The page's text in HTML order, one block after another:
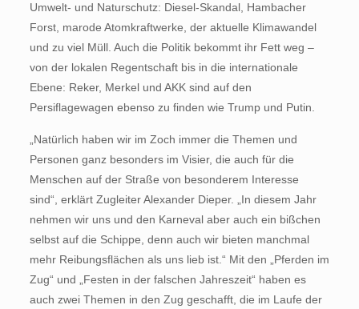
Umwelt- und Naturschutz: Diesel-Skandal, Hambacher
Forst, marode Atomkraftwerke, der aktuelle Klimawandel
und zu viel Müll. Auch die Politik bekommt ihr Fett weg –
von der lokalen Regentschaft bis in die internationale
Ebene: Reker, Merkel und AKK sind auf den
Persiflagewagen ebenso zu finden wie Trump und Putin.
„Natürlich haben wir im Zoch immer die Themen und
Personen ganz besonders im Visier, die auch für die
Menschen auf der Straße von besonderem Interesse
sind“, erklärt Zugleiter Alexander Dieper. „In diesem Jahr
nehmen wir uns und den Karneval aber auch ein bißchen
selbst auf die Schippe, denn auch wir bieten manchmal
mehr Reibungsflächen als uns lieb ist.“ Mit den „Pferden im
Zug“ und „Festen in der falschen Jahreszeit“ haben es
auch zwei Themen in den Zug geschafft, die im Laufe der